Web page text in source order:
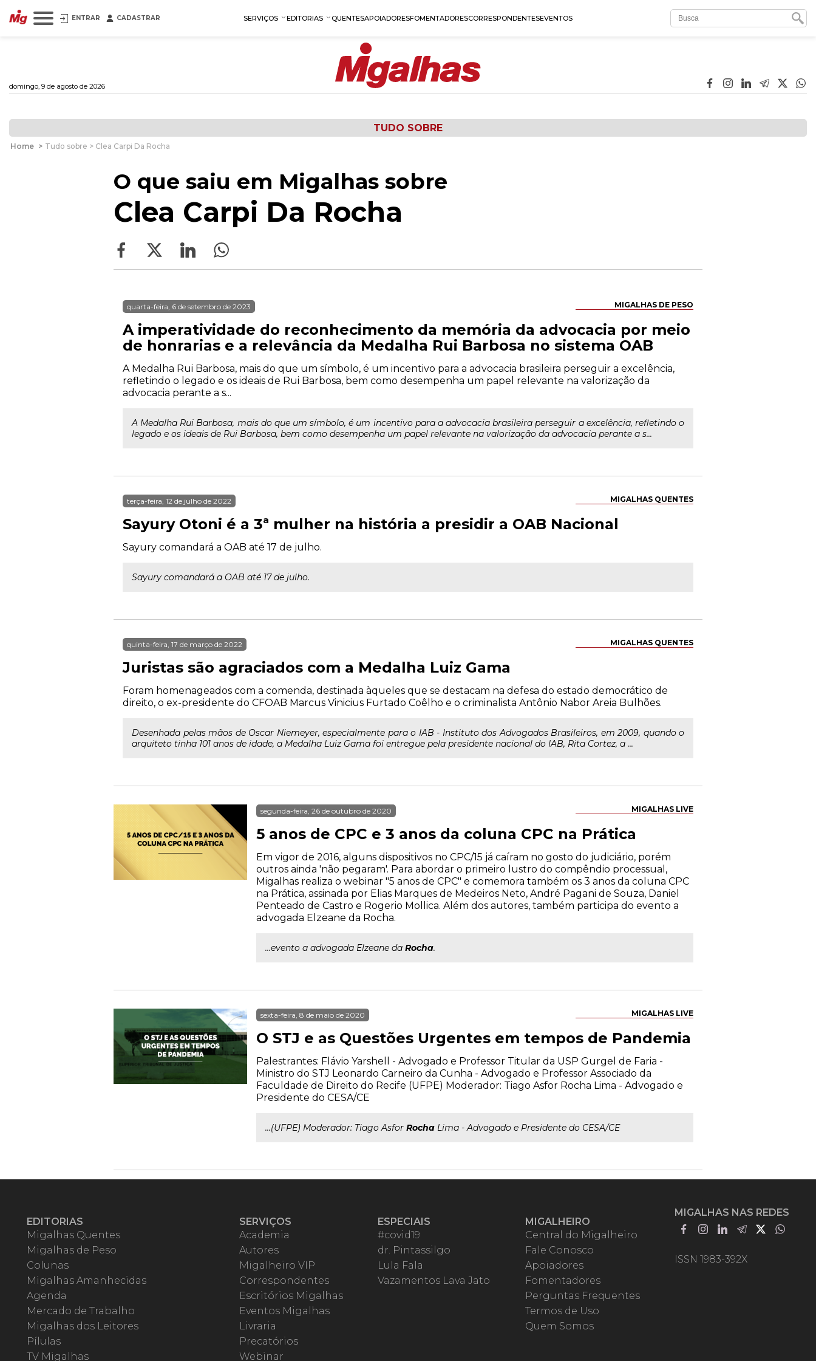
ENTRAR CADASTRAR SERVIÇOS EDITORIAS QUENTESAPOIADORESFOMENTADORESCORRESPONDENTESEVENTOS
domingo, 9 de agosto de 2026
TUDO SOBRE
Home > Tudo sobre > Clea Carpi Da Rocha
O que saiu em Migalhas sobre
Clea Carpi Da Rocha
MIGALHAS DE PESO
quarta-feira, 6 de setembro de 2023
A imperatividade do reconhecimento da memória da advocacia por meio
de honrarias e a relevância da Medalha Rui Barbosa no sistema OAB
A Medalha Rui Barbosa, mais do que um símbolo, é um incentivo para a advocacia brasileira perseguir a excelência,
refletindo o legado e os ideais de Rui Barbosa, bem como desempenha um papel relevante na valorização da
advocacia perante a s...
A Medalha Rui Barbosa, mais do que um símbolo, é um incentivo para a advocacia brasileira perseguir a excelência, refletindo o
legado e os ideais de Rui Barbosa, bem como desempenha um papel relevante na valorização da advocacia perante a s...
MIGALHAS QUENTES
terça-feira, 12 de julho de 2022
Sayury Otoni é a 3ª mulher na história a presidir a OAB Nacional
Sayury comandará a OAB até 17 de julho.
Sayury comandará a OAB até 17 de julho.
MIGALHAS QUENTES
quinta-feira, 17 de março de 2022
Juristas são agraciados com a Medalha Luiz Gama
Foram homenageados com a comenda, destinada àqueles que se destacam na defesa do estado democrático de
direito, o ex-presidente do CFOAB Marcus Vinicius Furtado Coêlho e o criminalista Antônio Nabor Areia Bulhões.
Desenhada pelas mãos de Oscar Niemeyer, especialmente para o IAB - Instituto dos Advogados Brasileiros, em 2009, quando o
arquiteto tinha 101 anos de idade, a Medalha Luiz Gama foi entregue pela presidente nacional do IAB, Rita Cortez, a ...
MIGALHAS LIVE
segunda-feira, 26 de outubro de 2020
5 anos de CPC e 3 anos da coluna CPC na Prática
Em vigor de 2016, alguns dispositivos no CPC/15 já caíram no gosto do judiciário, porém
outros ainda 'não pegaram'. Para abordar o primeiro lustro do compêndio processual,
Migalhas realiza o webinar "5 anos de CPC" e comemora também os 3 anos da coluna CPC
na Prática, assinada por Elias Marques de Medeiros Neto, André Pagani de Souza, Daniel
Penteado de Castro e Rogerio Mollica. Além dos autores, também participa do evento a
advogada Elzeane da Rocha.
...evento a advogada Elzeane da Rocha.
MIGALHAS LIVE
sexta-feira, 8 de maio de 2020
O STJ e as Questões Urgentes em tempos de Pandemia
Palestrantes: Flávio Yarshell - Advogado e Professor Titular da USP Gurgel de Faria -
Ministro do STJ Leonardo Carneiro da Cunha - Advogado e Professor Associado da
Faculdade de Direito do Recife (UFPE) Moderador: Tiago Asfor Rocha Lima - Advogado e
Presidente do CESA/CE
...(UFPE) Moderador: Tiago Asfor Rocha Lima - Advogado e Presidente do CESA/CE
EDITORIAS
Migalhas Quentes
Migalhas de Peso
Colunas
Migalhas Amanhecidas
Agenda
Mercado de Trabalho
Migalhas dos Leitores
Pílulas
TV Migalhas
SERVIÇOS
Academia
Autores
Migalheiro VIP
Correspondentes
Escritórios Migalhas
Eventos Migalhas
Livraria
Precatórios
Webinar
ESPECIAIS
#covid19
dr. Pintassilgo
Lula Fala
Vazamentos Lava Jato
MIGALHEIRO
Central do Migalheiro
Fale Conosco
Apoiadores
Fomentadores
Perguntas Frequentes
Termos de Uso
Quem Somos
MIGALHAS NAS REDES
ISSN 1983-392X